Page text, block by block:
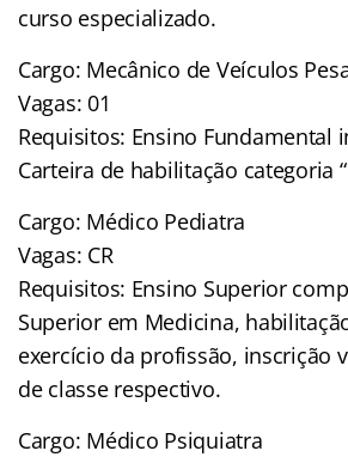
curso especializado.
Cargo: Mecânico de Veículos
Vagas: 01
Requisitos: Ensino Fundamental
Carteira de habilitação categoria
Cargo: Médico Pediatra
Vagas: CR
Requisitos: Ensino Superior
Superior em Medicina,
exercício da profissão, inscrição
de classe respectivo.
Cargo: Médico Psiquiatra